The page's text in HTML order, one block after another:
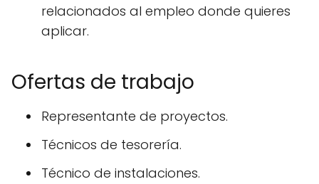
relacionados al empleo donde quieres
aplicar.
Ofertas de trabajo
Representante de proyectos.
Técnicos de tesorería.
Técnico de instalaciones.